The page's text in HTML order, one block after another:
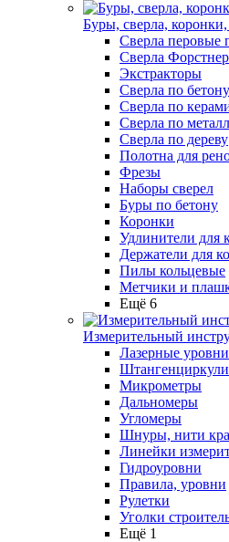
Буры, сверла,
Сверла перовые
Сверла
Экстракторы
Сверла по бетону
Сверла по
Сверла по
Сверла по дереву
Полотна для
Фрезы
Наборы сверел
Буры по бетону
Коронки
Удлинители для
Держатели для
Пилы кольцевые
Метчики и
Ещё 6
Измерительный
Лазерные уровни
Штангенциркули
Микрометры
Дальномеры
Угломеры
Шнуры, нити
Линейки
Гидроуровни
Правила, уровни
Рулетки
Уголки
Ещё 1